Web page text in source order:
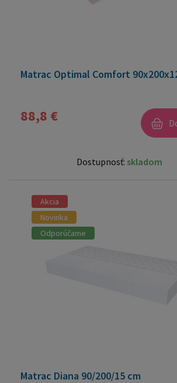
Matrac Optimal Comfort
88,8 €
Dostupnosť: skladom
Akcia
Novinka
Odporúčame
Matrac Diana 90/200/15 cm